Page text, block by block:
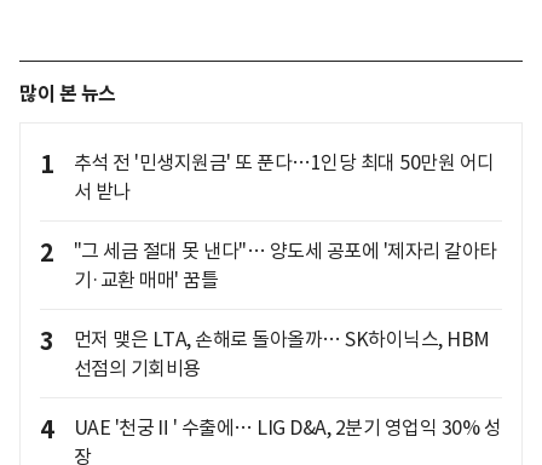
많이 본 뉴스
1
추석 전 '민생지원금' 또 푼다…1인당 최대 50만원 어디
서 받나
2
"그 세금 절대 못 낸다"… 양도세 공포에 '제자리 갈아타
기·교환 매매' 꿈틀
3
먼저 맺은 LTA, 손해로 돌아올까… SK하이닉스, HBM
선점의 기회비용
4
UAE '천궁Ⅱ' 수출에… LIG D&A, 2분기 영업익 30% 성
장